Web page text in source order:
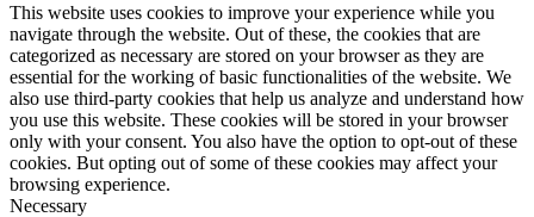
This website uses cookies to improve your experience while you
navigate through the website. Out of these, the cookies that are
categorized as necessary are stored on your browser as they are
essential for the working of basic functionalities of the website. We
also use third-party cookies that help us analyze and understand how
you use this website. These cookies will be stored in your browser
only with your consent. You also have the option to opt-out of these
cookies. But opting out of some of these cookies may affect your
browsing experience.
Necessary